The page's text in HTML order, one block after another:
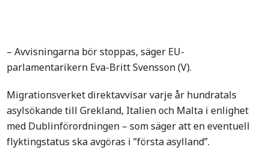
– Avvisningarna bör stoppas, säger EU-
parlamentarikern Eva-Britt Svensson (V).
Migrationsverket direktavvisar varje år hundratals
asylsökande till Grekland, Italien och Malta i enlighet
med Dublinförordningen – som säger att en eventuell
flyktingstatus ska avgöras i ”första asylland”.